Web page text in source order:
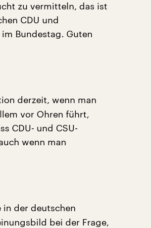
zu vermitteln, das ist
CDU und
Bundestag. Guten
derzeit, wenn man
vor Ohren führt,
CDU- und CSU-
wenn man
in der deutschen
bei der Frage,